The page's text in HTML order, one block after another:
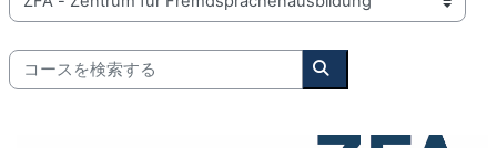
コースカテゴリ
コースを検索する
コースを検索する